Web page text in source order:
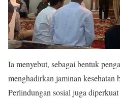
Ia menyebut, sebagai bentuk
menghadirkan jaminan kesehatan
Perlindungan sosial juga